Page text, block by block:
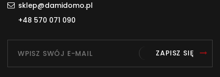
sklep@damidomo.pl
+48 570 071 090
ZAPISZ SIĘ